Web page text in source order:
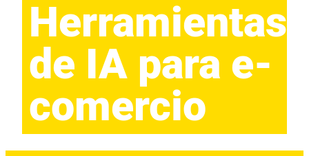
Herramientas
de IA para e-
comercio